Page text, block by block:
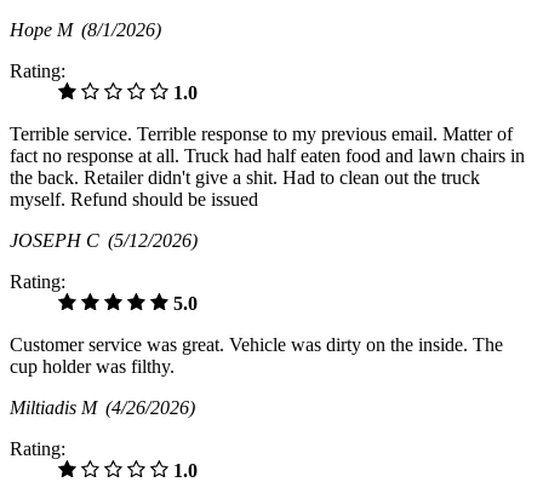
Hope M (8/1/2026)
Rating:
1.0
Terrible service. Terrible response to my previous email. Matter of
fact no response at all. Truck had half eaten food and lawn chairs in
the back. Retailer didn't give a shit. Had to clean out the truck
myself. Refund should be issued
JOSEPH C (5/12/2026)
Rating:
5.0
Customer service was great. Vehicle was dirty on the inside. The
cup holder was filthy.
Miltiadis M (4/26/2026)
Rating:
1.0